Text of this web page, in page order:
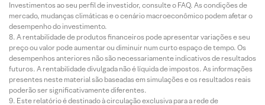
Investimentos ao seu perfil de investidor, consulte o FAQ. As condições de
mercado, mudanças climáticas e o cenário macroeconômico podem afetar o
desempenho do investimento.
A rentabilidade de produtos financeiros pode apresentar variações e seu
preço ou valor pode aumentar ou diminuir num curto espaço de tempo. Os
desempenhos anteriores não são necessariamente indicativos de resultados
futuros. A rentabilidade divulgada não é líquida de impostos. As informações
presentes neste material são baseadas em simulações e os resultados reais
poderão ser significativamente diferentes.
Este relatório é destinado à circulação exclusiva para a rede de